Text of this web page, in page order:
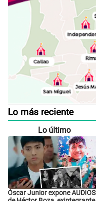
Lo más reciente
Lo último
Óscar Junior expone AUDIOS